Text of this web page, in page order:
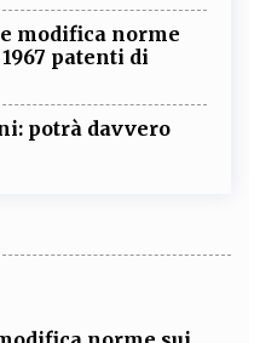
modifica norme
patenti di
potrà davvero